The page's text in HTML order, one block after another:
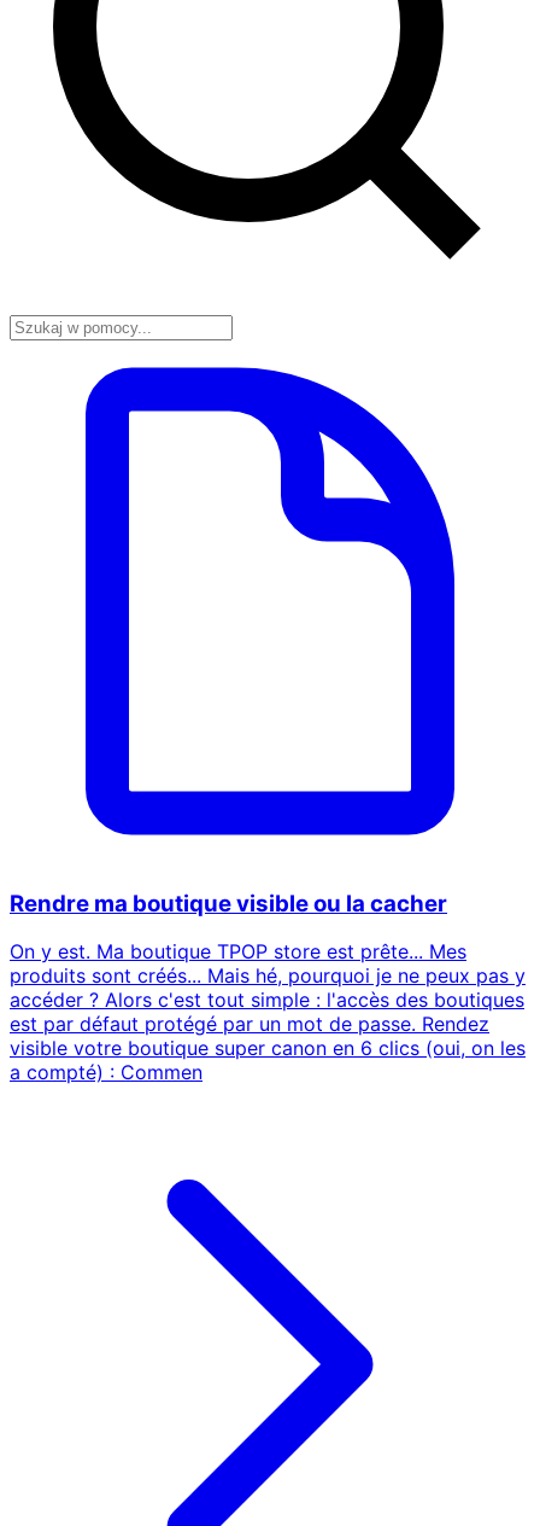
Rendre ma boutique visible ou la cacher
On y est. Ma boutique TPOP store est prête... Mes
produits sont créés... Mais hé, pourquoi je ne peux pas y
accéder ? Alors c'est tout simple : l'accès des boutiques
est par défaut protégé par un mot de passe. Rendez
visible votre boutique super canon en 6 clics (oui, on les
a compté) : Commen